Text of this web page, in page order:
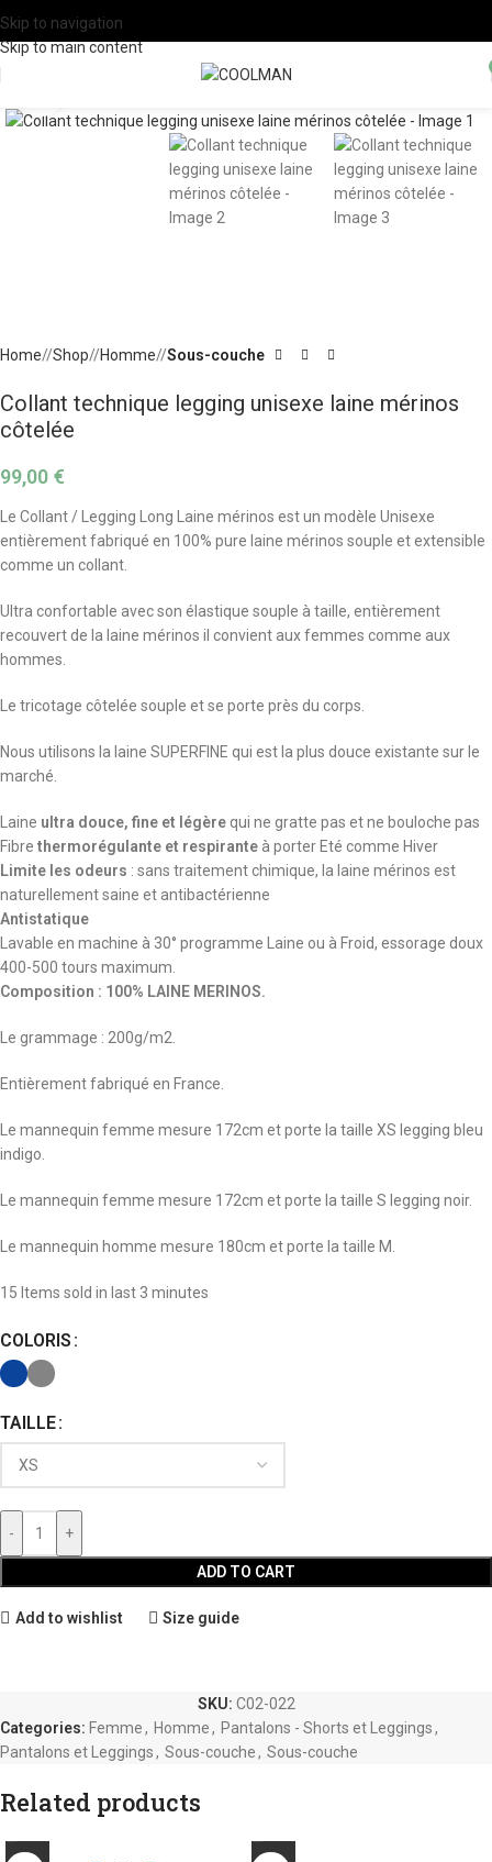
Skip to navigation
Skip to main content
COOLMAN® | LES JOURS EXTRA : -30% avec le code EXTRA30
Home/ Shop/ Homme/ Sous-couche
Collant technique legging unisexe laine mérinos
côtelée
99,00 €
Le Collant / Legging Long Laine mérinos est un modèle Unisexe
entièrement fabriqué en 100% pure laine mérinos souple et extensible
comme un collant.
Ultra confortable avec son élastique souple à taille, entièrement
recouvert de la laine mérinos il convient aux femmes comme aux
hommes.
Le tricotage côtelée souple et se porte près du corps.
Nous utilisons la laine SUPERFINE qui est la plus douce existante sur le
marché.
Laine ultra douce, fine et légère qui ne gratte pas et ne bouloche pas
Fibre thermorégulante et respirante à porter Eté comme Hiver
Limite les odeurs : sans traitement chimique, la laine mérinos est
naturellement saine et antibactérienne
Antistatique
Lavable en machine à 30° programme Laine ou à Froid, essorage doux
400-500 tours maximum.
Composition : 100% LAINE MERINOS.
Le grammage : 200g/m2.
Entièrement fabriqué en France.
Le mannequin femme mesure 172cm et porte la taille XS legging bleu
indigo.
Le mannequin femme mesure 172cm et porte la taille S legging noir.
Le mannequin homme mesure 180cm et porte la taille M.
15 Items sold in last 3 minutes
COLORIS
TAILLE
- +
ADD TO CART
Add to wishlist Size guide
SKU: C02-022
Categories: Femme, Homme, Pantalons - Shorts et Leggings,
Pantalons et Leggings, Sous-couche, Sous-couche
Related products